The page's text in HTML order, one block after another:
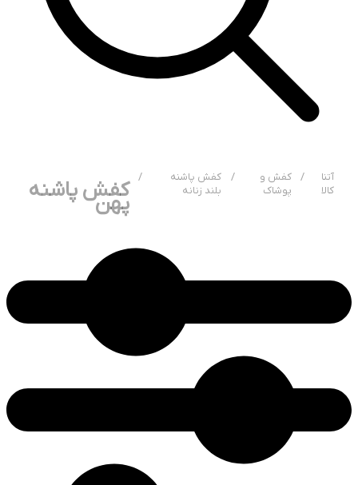
آتنا
کالا
/
کفش و
پوشاک
/
کفش پاشنه
بلند زنانه
/
کفش پاشنه
پهن